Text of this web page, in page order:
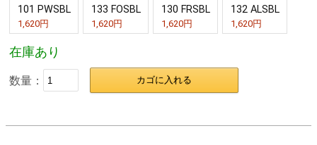
101 PWSBL
1,620円
133 FOSBL
1,620円
130 FRSBL
1,620円
132 ALSBL
1,620円
在庫あり
数量： カゴに入れる